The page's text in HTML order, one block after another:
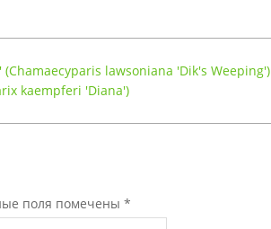
lawsoniana 'Dik's Weeping')
kaempferi 'Diana')
поля помечены *